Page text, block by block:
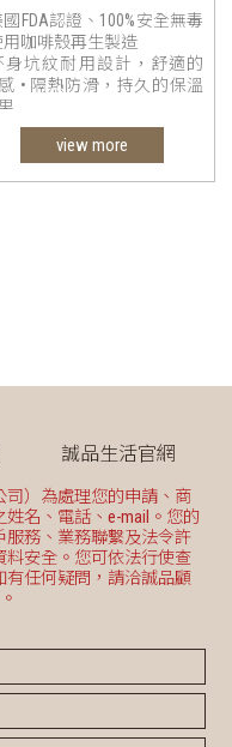
國FDA認證、100%安全無毒
用咖啡殼再生製造
身坑紋耐用設計，舒適的
• 隔熱防滑，持久的保溫
堆疊好收納 •可回收永續使
，低碳足跡 •榮獲 2018 優良
view more
誠品生活官網
）為處理您的申請、商
名、電話、e-mail。您的
務、業務聯繫及法令許
安全。您可依法行使查
有任何疑問，請洽誠品顧